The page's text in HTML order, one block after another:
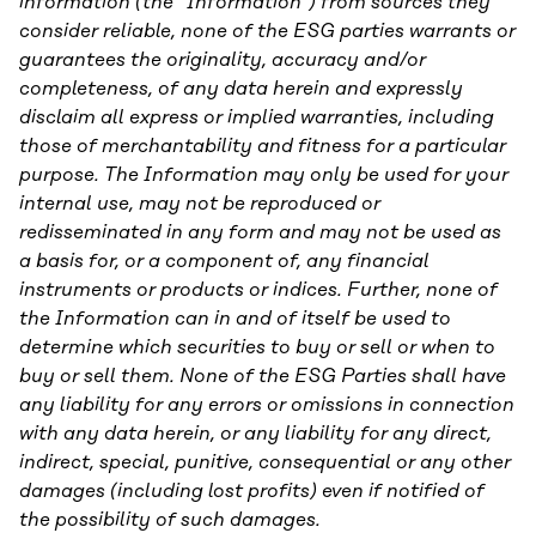
consider reliable, none of the ESG parties warrants or
guarantees the originality, accuracy and/or
completeness, of any data herein and expressly
disclaim all express or implied warranties, including
those of merchantability and fitness for a particular
purpose. The Information may only be used for your
internal use, may not be reproduced or
redisseminated in any form and may not be used as
a basis for, or a component of, any financial
instruments or products or indices. Further, none of
the Information can in and of itself be used to
determine which securities to buy or sell or when to
buy or sell them. None of the ESG Parties shall have
any liability for any errors or omissions in connection
with any data herein, or any liability for any direct,
indirect, special, punitive, consequential or any other
damages (including lost profits) even if notified of
the possibility of such damages.